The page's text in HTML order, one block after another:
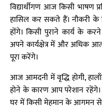
विद्यार्थीगण आज किसी भाषण
हासिल कर सकते हैं। नौकरी के
होंगे। किसी पुराने कार्य के
अपने कार्यक्षेत्र में और अधिक
पूरा करेंगे।
आज आमदनी में वृद्धि होगी,
होने के कारण आप परेशान
घर में किसी मेहमान के आगमन से